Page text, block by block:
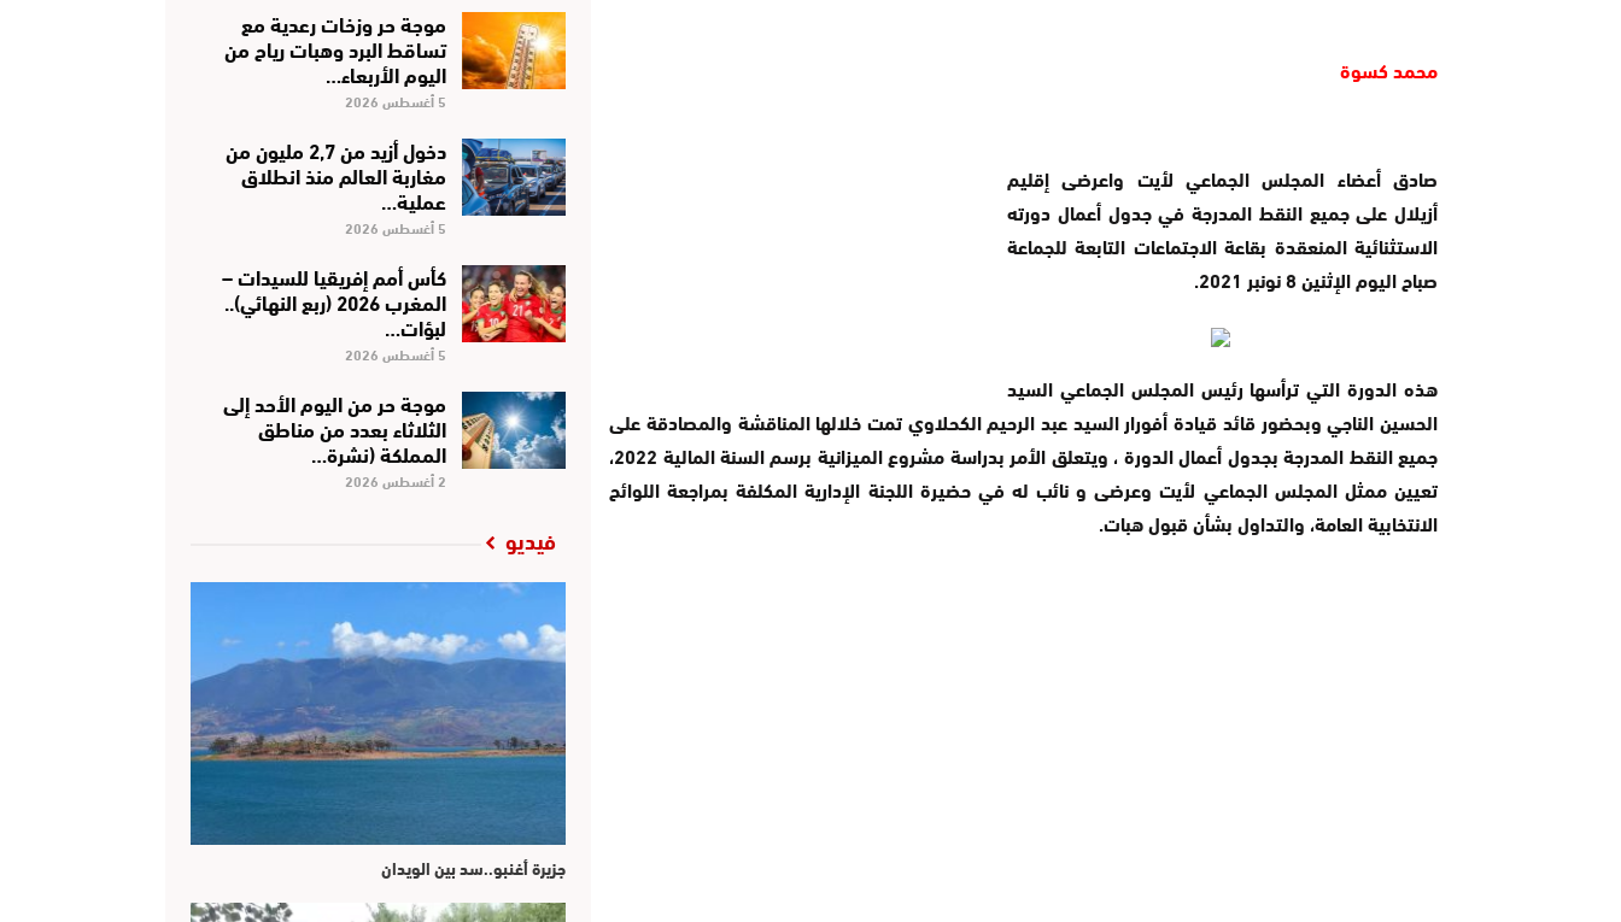
محمد كسوة
صادق أعضاء المجلس الجماعي لأيت واعرضى إقليم
أزيلال على جميع النقط المدرجة في جدول أعمال دورته
الاستثنائية المنعقدة بقاعة الاجتماعات التابعة للجماعة
صباح اليوم الإثنين 8 نونبر 2021.
هذه الدورة التي ترأسها رئيس المجلس الجماعي السيد
الحسين الناجي وبحضور قائد قيادة أفورار السيد عبد الرحيم الكحلاوي تمت خلالها المناقشة والمصادقة على
جميع النقط المدرجة بجدول أعمال الدورة ، ويتعلق الأمر بدراسة مشروع الميزانية برسم السنة المالية 2022،
تعيين ممثل المجلس الجماعي لأيت وعرضى و نائب له في حضيرة اللجنة الإدارية المكلفة بمراجعة اللوائح
الانتخابية العامة، والتداول بشأن قبول هبات.
موجة حر وزخات رعدية مع
تساقط البرد وهبات رياح من
اليوم الأربعاء…
5 أغسطس 2026
دخول أزيد من 2,7 مليون من
مغاربة العالم منذ انطلاق
عملية…
5 أغسطس 2026
كأس أمم إفريقيا للسيدات –
المغرب 2026 (ربع النهائي)..
لبؤات…
5 أغسطس 2026
موجة حر من اليوم الأحد إلى
الثلاثاء بعدد من مناطق
المملكة (نشرة…
2 أغسطس 2026
فيديو
جزيرة أغنبو..سد بين الويدان